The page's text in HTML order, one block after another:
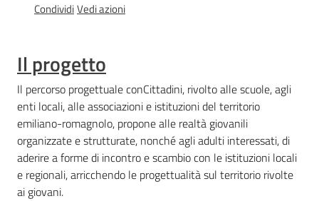
aperte
Mostre
itineranti
Percorsi
sulla
memoria
CondividiVedi azioni
Il progetto
Il percorso progettuale conCittadini, rivolto alle scuole, agli
enti locali, alle associazioni e istituzioni del territorio
emiliano-romagnolo, propone alle realtà giovanili
organizzate e strutturate, nonché agli adulti interessati, di
aderire a forme di incontro e scambio con le istituzioni locali
e regionali, arricchendo le progettualità sul territorio rivolte
ai giovani.